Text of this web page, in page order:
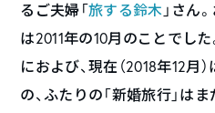
るご夫婦「旅する鈴木 」さん
は2011年の10月のことでし
におよび、現在（2018年12月
の、ふたりの「新婚旅行」は